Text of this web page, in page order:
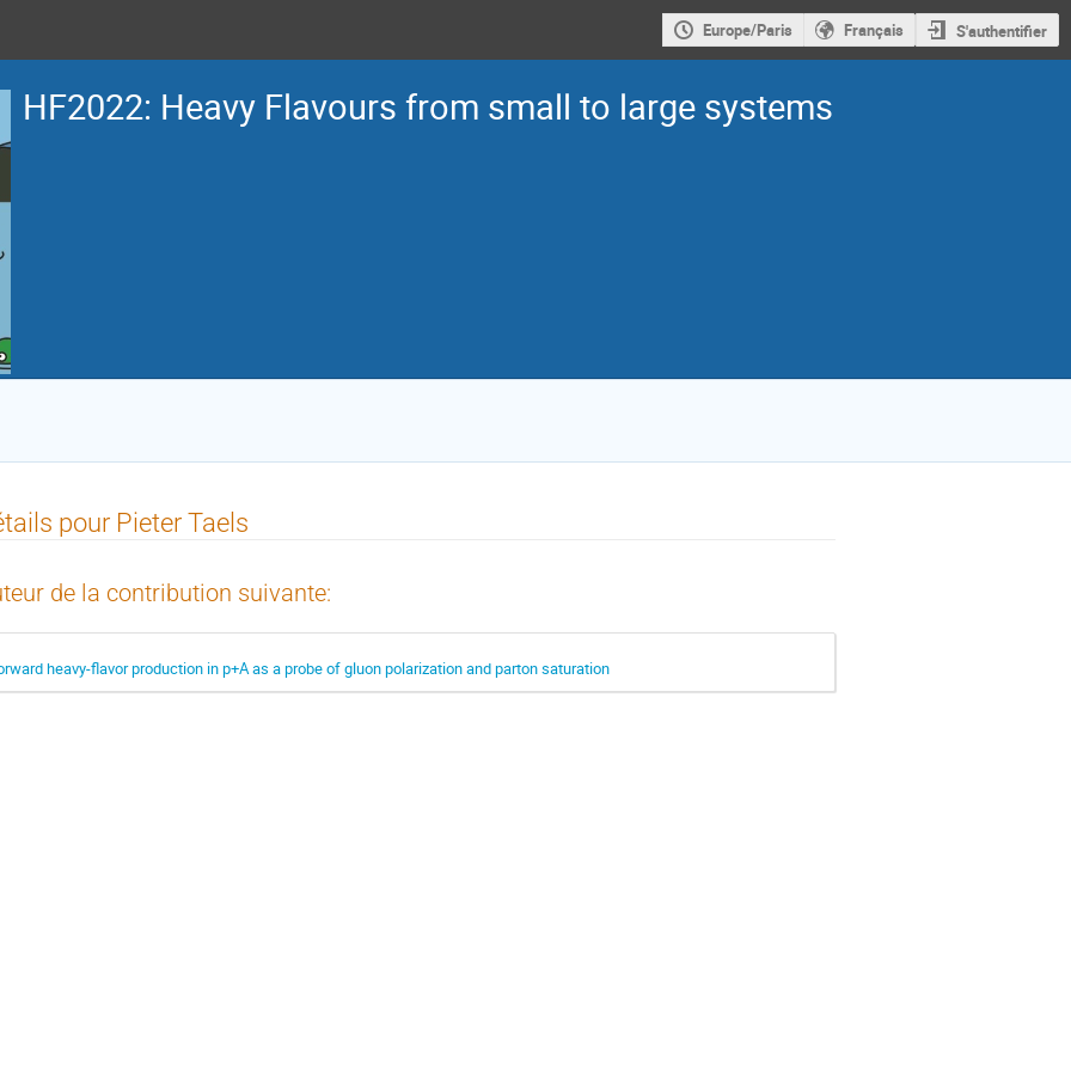
Europe/Paris Français S'authentifier
HF2022: Heavy Flavours from small to large systems
pour Pieter Taels
de la contribution suivante:
heavy-flavor production in p+A as a probe of gluon polarization and parton saturation